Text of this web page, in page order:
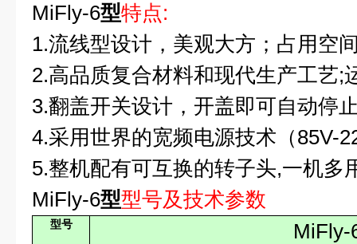
MiFly-6型特点:
1.流线型设计，美观大方；占用空
2.高品质复合材料和现代生产工艺;
3.翻盖开关设计，开盖即可自动停
4.采用世界的宽频电源技术（85V-
5.整机配有可互换的转子头,一机多
MiFly-6型型号及技术参数
型号 MiFly-